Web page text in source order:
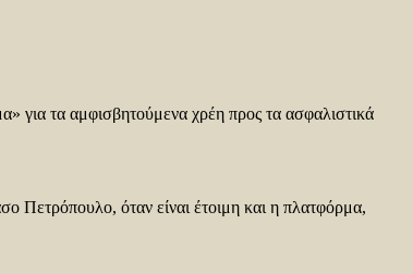
για τα αμφισβητούμενα χρέη προς τα ασφαλιστικά
Πετρόπουλο, όταν είναι έτοιμη και η πλατφόρμα,